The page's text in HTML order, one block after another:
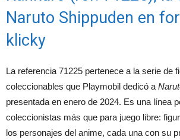
Naruto Shippuden en
klicky
La referencia 71225 pertenece a la serie de
coleccionables que Playmobil dedicó a
presentada en enero de 2024. Es una línea
coleccionistas más que para juego libre:
los personajes del anime, cada una con su